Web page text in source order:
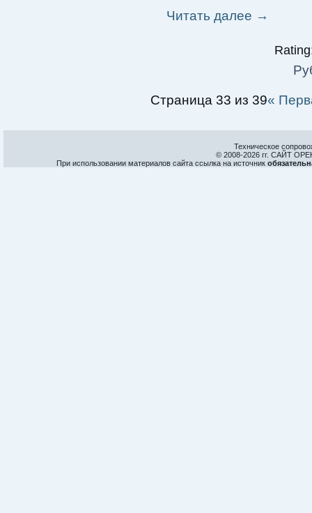
Читать далее →
Страница 33 из 39«
Техническое
© 2008-2026 гг. САЙТ
При использовании материалов сайта ссылка на источник